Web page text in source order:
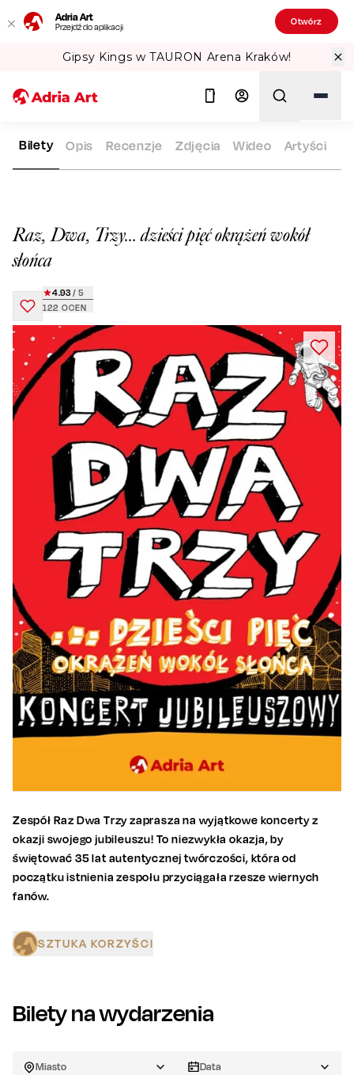
Adria Art
Przejdź do aplikacji Otwórz
Gipsy Kings w TAURON Arena Kraków!
ADRIA ART REPERTUAR RAZ, DWA, TRZY… DZIEŚCI PIĘĆ
Raz, Dwa, Trzy… dzieści pięć okrążeń wokół
słońca
122 OCEN
4.93 / 5
Bilety Opis Recenzje Zdjęcia Wideo Artyści
Zespół Raz Dwa Trzy zaprasza na wyjątkowe koncerty z
okazji swojego jubileuszu! To niezwykła okazja, by
świętować 35 lat autentycznej twórczości, która od
początku istnienia zespołu przyciągała rzesze wiernych
fanów.
SZTUKA KORZYŚCI
Bilety na wydarzenia
Miasto Data